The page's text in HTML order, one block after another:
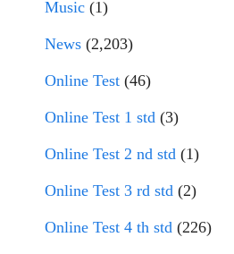
Music (1)
News (2,203)
Online Test (46)
Online Test 1 std (3)
Online Test 2 nd std (1)
Online Test 3 rd std (2)
Online Test 4 th std (226)